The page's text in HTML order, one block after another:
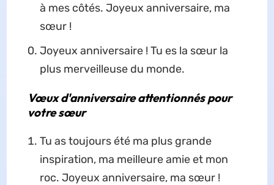
à mes côtés. Joyeux anniversaire, ma
sœur !
Joyeux anniversaire ! Tu es la sœur la
plus merveilleuse du monde.
Vœux d'anniversaire attentionnés pour
votre sœur
Tu as toujours été ma plus grande
inspiration, ma meilleure amie et mon
roc. Joyeux anniversaire, ma sœur !